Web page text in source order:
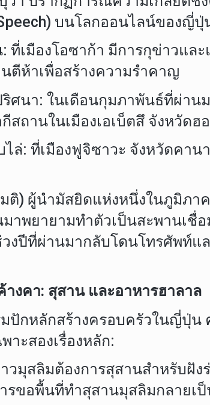
บนโลกออนไลน์ของญี่
ที่เมืองโอซาก้า มีการกุข่าวแล
ตีห้าเพื่อสร้างความรำคาญ
ริศนา: ในเดือนกุมภาพันธ์ที่ผ่า
สถานในเมืองเอเบ็ตสึ จังหวัดฮ
ไล่: ที่เมืองฟูจิซาวะ จังหวัดคา
ติ) ผู้นำมัสยิดแห่งหนึ่งในภูมิภา
าพยายามทำตัวเป็นสะพานเชื่
งปีที่ผ่านมากลับโดนโทรศัพท์แ
งคา: สุสาน และอาหารฮาลาล
ปักหลักสร้างครอบครัวในญี่ปุ่น
าะสองเรื่องหลัก:
วมุสลิมต้องการสุสานสำหรับฝั
รขอพื้นที่ทำสุสานมุสลิมกลายเ